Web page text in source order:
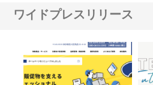
ワイドプレスリリース